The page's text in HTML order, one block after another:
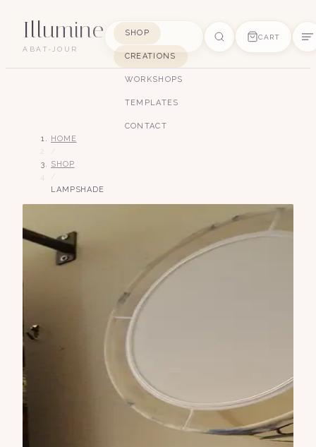
Illumine
ABAT-JOUR
SHOP
CREATIONS
WORKSHOPS
TEMPLATES
CONTACT
CART
HOME
SHOP
LAMPSHADE